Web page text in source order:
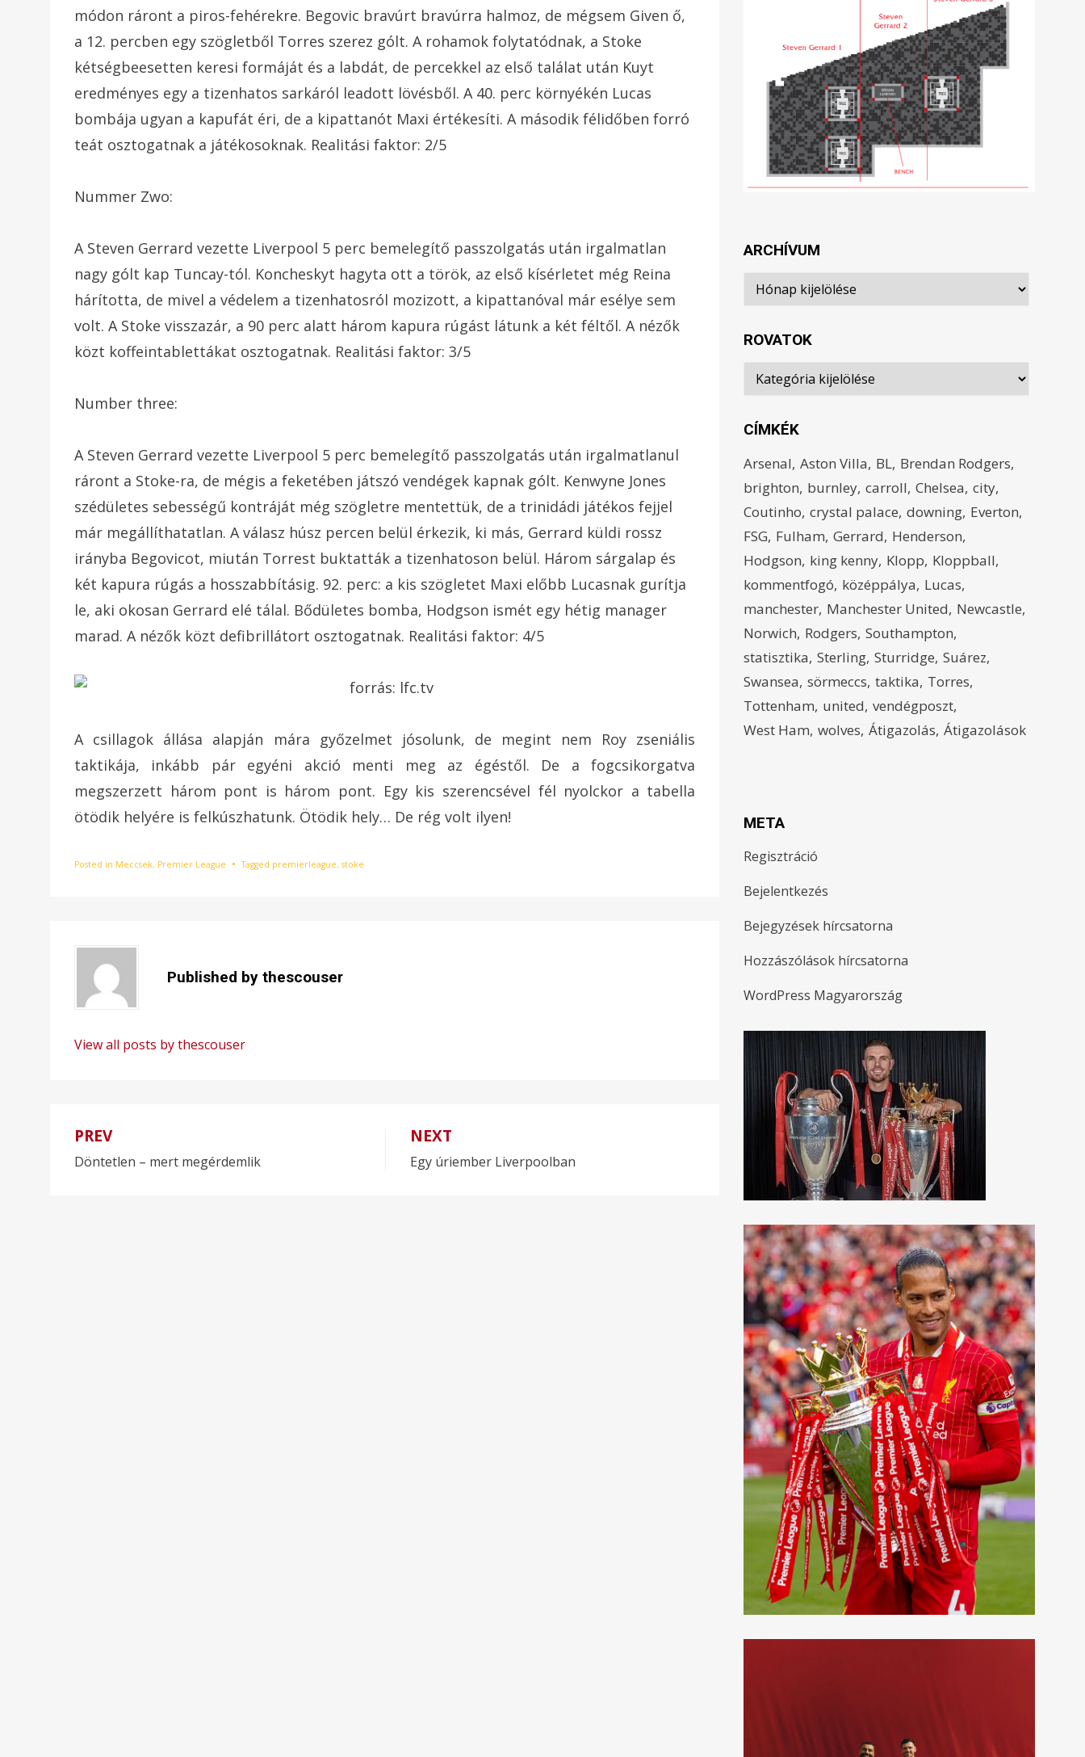
módon ráront a piros-fehérekre. Begovic bravúrt bravúrra halmoz, de mégsem Given ő,
a 12. percben egy szögletből Torres szerez gólt. A rohamok folytatódnak, a Stoke
kétségbeesetten keresi formáját és a labdát, de percekkel az első találat után Kuyt
eredményes egy a tizenhatos sarkáról leadott lövésből. A 40. perc környékén Lucas
bombája ugyan a kapufát éri, de a kipattanót Maxi értékesíti. A második félidőben forró
teát osztogatnak a játékosoknak. Realitási faktor: 2/5
Nummer Zwo:
A Steven Gerrard vezette Liverpool 5 perc bemelegítő passzolgatás után irgalmatlan
nagy gólt kap Tuncay-tól. Koncheskyt hagyta ott a török, az első kísérletet még Reina
hárította, de mivel a védelem a tizenhatosról mozizott, a kipattanóval már esélye sem
volt. A Stoke visszazár, a 90 perc alatt három kapura rúgást látunk a két féltől. A nézők
közt koffeintablettákat osztogatnak. Realitási faktor: 3/5
Number three:
A Steven Gerrard vezette Liverpool 5 perc bemelegítő passzolgatás után irgalmatlanul
ráront a Stoke-ra, de mégis a feketében játszó vendégek kapnak gólt. Kenwyne Jones
szédületes sebességű kontráját még szögletre mentettük, de a trinidádi játékos fejjel
már megállíthatatlan. A válasz húsz percen belül érkezik, ki más, Gerrard küldi rossz
irányba Begovicot, miután Torrest buktatták a tizenhatoson belül. Három sárgalap és
két kapura rúgás a hosszabbításig. 92. perc: a kis szögletet Maxi előbb Lucasnak gurítja
le, aki okosan Gerrard elé tálal. Bődületes bomba, Hodgson ismét egy hétig manager
marad. A nézők közt defibrillátort osztogatnak. Realitási faktor: 4/5
A csillagok állása alapján mára győzelmet jósolunk, de megint nem Roy zseniális
taktikája, inkább pár egyéni akció menti meg az égéstől. De a fogcsikorgatva
megszerzett három pont is három pont. Egy kis szerencsével fél nyolckor a tabella
ötödik helyére is felkúszhatunk. Ötödik hely… De rég volt ilyen!
Posted in Meccsek, Premier League Tagged premierleague, stoke
Published by thescouser
View all posts by thescouser
Bejegyzés
navigáció
PREV
Döntetlen – mert megérdemlik
NEXT
Egy úriember Liverpoolban
ARCHÍVUM
Archívum
ROVATOK
Rovatok
CÍMKÉK
Arsenal Aston Villa BL Brendan Rodgers
brighton burnley carroll Chelsea city
Coutinho crystal palace downing Everton
FSG Fulham Gerrard Henderson
Hodgson king kenny Klopp Kloppball
kommentfogó középpálya Lucas
manchester Manchester United Newcastle
Norwich Rodgers Southampton
statisztika Sterling Sturridge Suárez
Swansea sörmeccs taktika Torres
Tottenham united vendégposzt
West Ham wolves Átigazolás Átigazolások
META
Regisztráció
Bejelentkezés
Bejegyzések hírcsatorna
Hozzászólások hírcsatorna
WordPress Magyarország